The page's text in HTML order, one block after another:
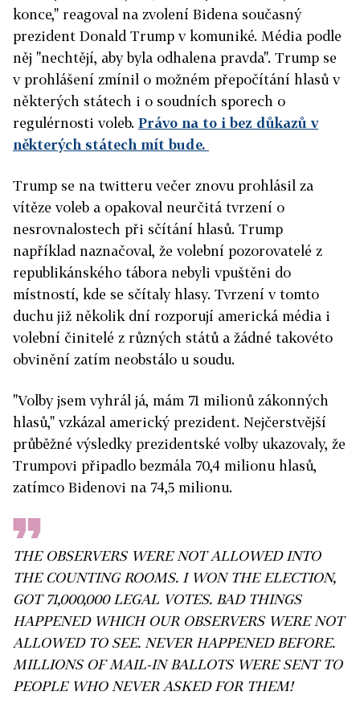
konce," reagoval na zvolení Bidena současný
prezident Donald Trump v komuniké. Média podle
něj "nechtějí, aby byla odhalena pravda". Trump se
v prohlášení zmínil o možném přepočítání hlasů v
některých státech i o soudních sporech o
regulérnosti voleb. Právo na to i bez důkazů v
některých státech mít bude.
Trump se na twitteru večer znovu prohlásil za
vítěze voleb a opakoval neurčitá tvrzení o
nesrovnalostech při sčítání hlasů. Trump
například naznačoval, že volební pozorovatelé z
republikánského tábora nebyli vpuštěni do
místností, kde se sčítaly hlasy. Tvrzení v tomto
duchu již několik dní rozporují americká média i
volební činitelé z různých států a žádné takovéto
obvinění zatím neobstálo u soudu.
"Volby jsem vyhrál já, mám 71 milionů zákonných
hlasů," vzkázal americký prezident. Nejčerstvější
průběžné výsledky prezidentské volby ukazovaly, že
Trumpovi připadlo bezmála 70,4 milionu hlasů,
zatímco Bidenovi na 74,5 milionu.
THE OBSERVERS WERE NOT ALLOWED INTO
THE COUNTING ROOMS. I WON THE ELECTION,
GOT 71,000,000 LEGAL VOTES. BAD THINGS
HAPPENED WHICH OUR OBSERVERS WERE NOT
ALLOWED TO SEE. NEVER HAPPENED BEFORE.
MILLIONS OF MAIL-IN BALLOTS WERE SENT TO
PEOPLE WHO NEVER ASKED FOR THEM!